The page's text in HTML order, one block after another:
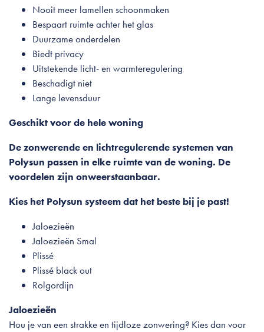
Nooit meer lamellen schoonmaken
Bespaart ruimte achter het glas
Duurzame onderdelen
Biedt privacy
Uitstekende licht- en warmteregulering
Beschadigt niet
Lange levensduur
Geschikt voor de hele woning
De zonwerende en lichtregulerende systemen van
Polysun passen in elke ruimte van de woning. De
voordelen zijn onweerstaanbaar.
Kies het Polysun systeem dat het beste bij je past!
Jaloezieën
Jaloezieën Smal
Plissé
Plissé black out
Rolgordijn
Jaloezieën
Hou je van een strakke en tijdloze zonwering? Kies dan voor